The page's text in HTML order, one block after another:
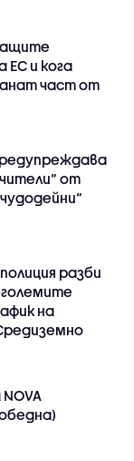
ЕС и кога
част от
от
разби
на